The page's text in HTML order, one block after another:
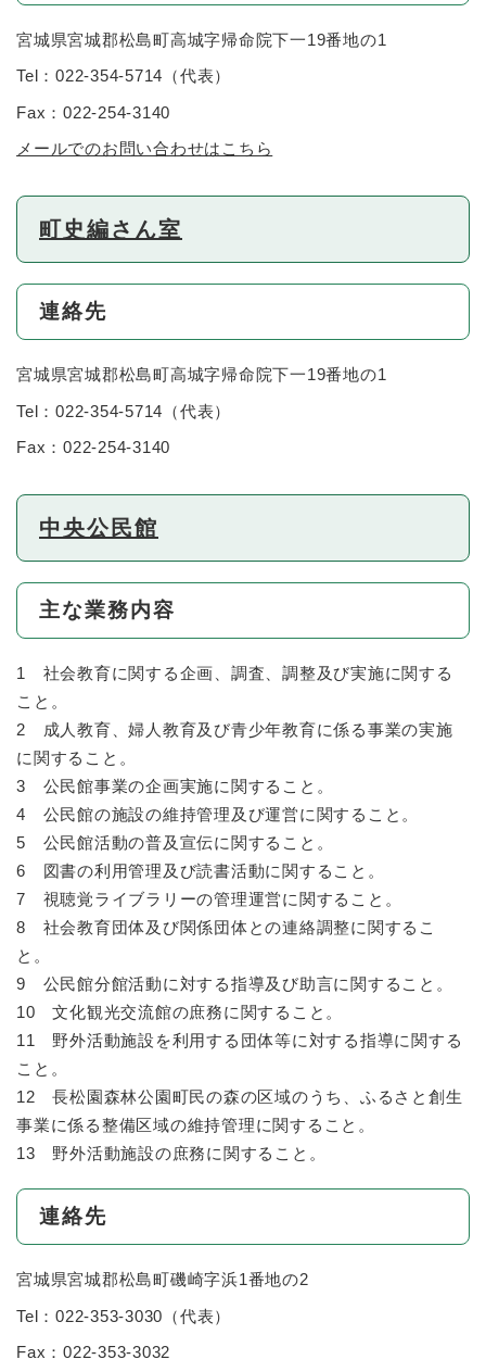
宮城県宮城郡松島町高城字帰命院下一19番地の1
Tel：022-354-5714 （代表）
Fax：022-254-3140
メールでのお問い合わせはこちら
町史編さん室
連絡先
宮城県宮城郡松島町高城字帰命院下一19番地の1
Tel：022-354-5714 （代表）
Fax：022-254-3140
中央公民館
主な業務内容
1 社会教育に関する企画、調査、調整及び実施に関する
こと。
2 成人教育、婦人教育及び青少年教育に係る事業の実施
に関すること。
3 公民館事業の企画実施に関すること。
4 公民館の施設の維持管理及び運営に関すること。
5 公民館活動の普及宣伝に関すること。
6 図書の利用管理及び読書活動に関すること。
7 視聴覚ライブラリーの管理運営に関すること。
8 社会教育団体及び関係団体との連絡調整に関するこ
と。
9 公民館分館活動に対する指導及び助言に関すること。
10 文化観光交流館の庶務に関すること。
11 野外活動施設を利用する団体等に対する指導に関する
こと。
12 長松園森林公園町民の森の区域のうち、ふるさと創生
事業に係る整備区域の維持管理に関すること。
13 野外活動施設の庶務に関すること。
連絡先
宮城県宮城郡松島町磯崎字浜1番地の2
Tel：022-353-3030 （代表）
Fax：022-353-3032